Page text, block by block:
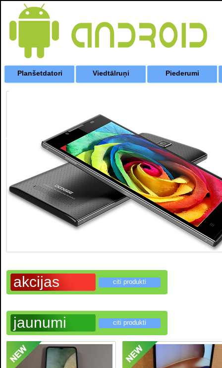
Planšetdatori Viedtālruņi Piederumi
akcijas citi produkti
jaunumi citi produkti